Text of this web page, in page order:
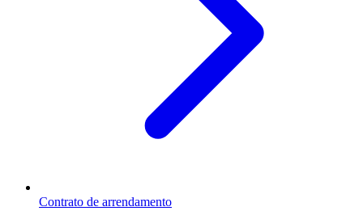
Contrato de arrendamento